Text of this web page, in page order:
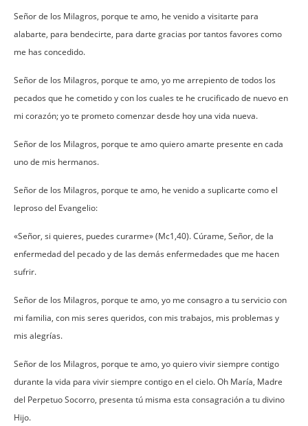
Señor de los Milagros, porque te amo, he venido a visitarte para
alabarte, para bendecirte, para darte gracias por tantos favores como
me has concedido.
Señor de los Milagros, porque te amo, yo me arrepiento de todos los
pecados que he cometido y con los cuales te he crucificado de nuevo en
mi corazón; yo te prometo comenzar desde hoy una vida nueva.
Señor de los Milagros, porque te amo quiero amarte presente en cada
uno de mis hermanos.
Señor de los Milagros, porque te amo, he venido a suplicarte como el
leproso del Evangelio:
«Señor, si quieres, puedes curarme» (Mc1,40). Cúrame, Señor, de la
enfermedad del pecado y de las demás enfermedades que me hacen
sufrir.
Señor de los Milagros, porque te amo, yo me consagro a tu servicio con
mi familia, con mis seres queridos, con mis trabajos, mis problemas y
mis alegrías.
Señor de los Milagros, porque te amo, yo quiero vivir siempre contigo
durante la vida para vivir siempre contigo en el cielo. Oh María, Madre
del Perpetuo Socorro, presenta tú misma esta consagración a tu divino
Hijo.